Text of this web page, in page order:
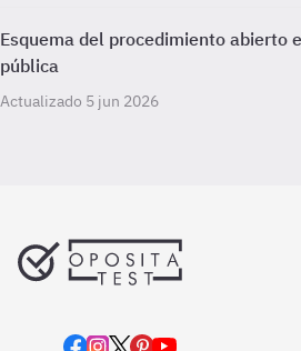
Esquema del procedimiento abierto
pública
Actualizado 5 jun 2026